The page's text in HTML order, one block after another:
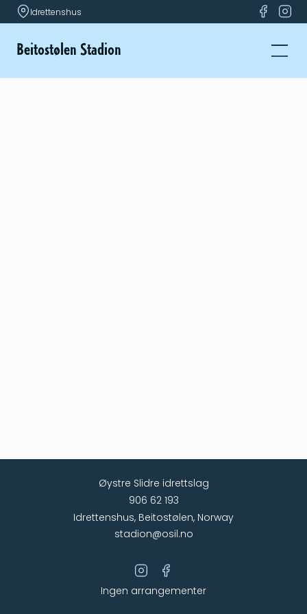
Idrettenshus
Beitostølen Stadion
Øystre Slidre idrettslag
906 62 193
Idrettenshus, Beitostølen, Norway
stadion@osil.no
Ingen arrangementer